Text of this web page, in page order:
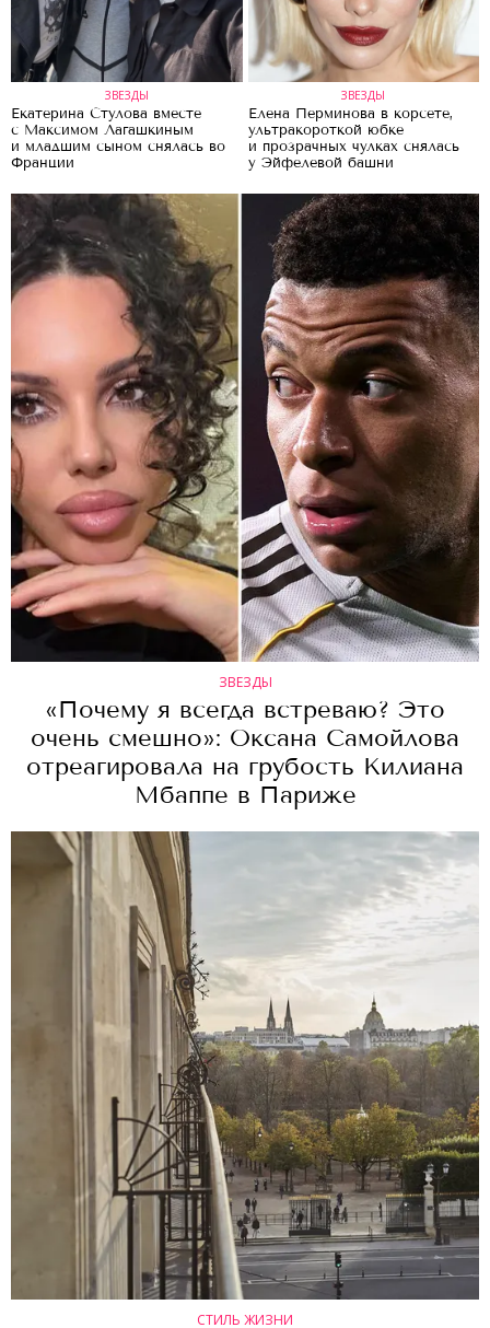
ЗВЕЗДЫ
Екатерина Стулова вместе
с Максимом Лагашкиным
и младшим сыном снялась во
Франции
ЗВЕЗДЫ
Елена Перминова в корсете,
ультракороткой юбке
и прозрачных чулках снялась
у Эйфелевой башни
ЗВЕЗДЫ
«Почему я всегда встреваю? Это
очень смешно»: Оксана Самойлова
отреагировала на грубость Килиана
Мбаппе в Париже
СТИЛЬ ЖИЗНИ